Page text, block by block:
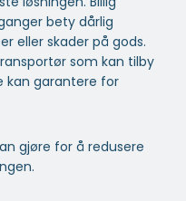
bety dårlig
eller skader på gods.
som kan tilby
kan garantere for
gjøre for å redusere